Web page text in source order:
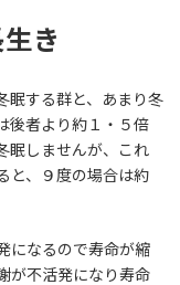
き
眠する群と、あまり冬
後者より約１・５倍
眠しませんが、これ
と、９度の場合は約
になるので寿命が縮
が不活発になり寿命